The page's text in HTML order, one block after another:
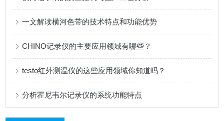
一文解读横河色带的技术特点和功能优势
CHINO记录仪的主要应用领域有哪些？
testo红外测温仪的这些应用领域你知道吗？
分析霍尼韦尔记录仪的系统功能特点